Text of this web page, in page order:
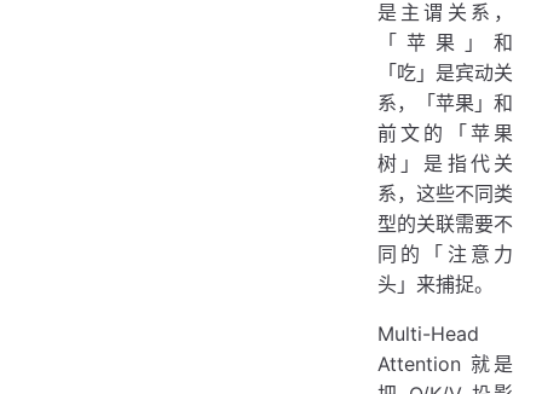
是主谓关系，
「苹果」和
「吃」是宾动关
系，「苹果」和
前文的「苹果
树」是指代关
系，这些不同类
型的关联需要不
同的「注意力
头」来捕捉。
Multi-Head
Attention 就是